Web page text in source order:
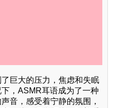
巨大的压力，焦虑和失眠
，ASMR耳语成为了一种
音，感受着宁静的氛围，